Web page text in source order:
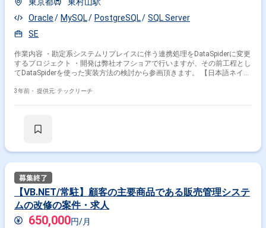
Oracle
MySQL PostgreSQL
SQL Server
SE
作業内容 ・勘定系システムリプレイスに伴う連携処理をDataSpiderに変更
するプロジェクト ・開発は弊社オフショアで行いますが、その前工程とし
てDataSpiderを使った実装方法の検討から参画頂きます。 【日本語ネイテ
方、活躍中！】
3年前・ 提供元: テックリーチ
【VB.NET/常駐】顧客の主要商品である販売管理システ
ムの改修の案件・求人
650,000円/月